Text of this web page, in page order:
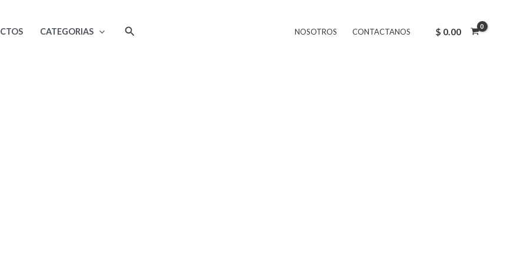
CATEGORIAS Buscar NOSOTROS CONTACTANOS $ 0.00